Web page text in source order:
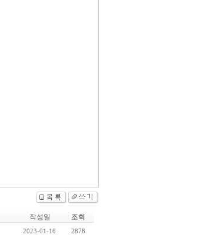
작성일 조회
2023-01-16 2878